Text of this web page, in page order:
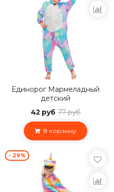
Единорог Мармеладный
детский
42 руб 77 руб
В корзину
- 29%